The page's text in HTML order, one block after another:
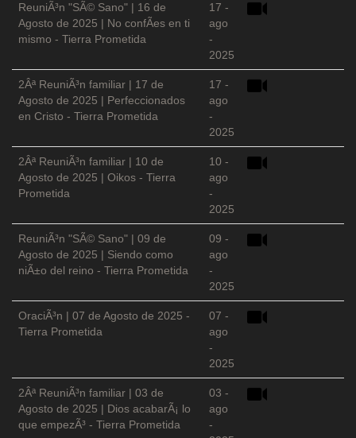
ReuniÃ³n "SÃ© Sano" | 16 de
Agosto de 2025 | No confÃ­es en ti
mismo - Tierra Prometida
17 -
ago
-
2025
2Âª ReuniÃ³n familiar | 17 de
Agosto de 2025 | Perfeccionados
en Cristo - Tierra Prometida
17 -
ago
-
2025
2Âª ReuniÃ³n familiar | 10 de
Agosto de 2025 | Oikos - Tierra
Prometida
10 -
ago
-
2025
ReuniÃ³n "SÃ© Sano" | 09 de
Agosto de 2025 | Siendo como
niÃ±o del reino - Tierra Prometida
09 -
ago
-
2025
OraciÃ³n | 07 de Agosto de 2025 -
Tierra Prometida
07 -
ago
-
2025
2Âª ReuniÃ³n familiar | 03 de
Agosto de 2025 | Dios acabarÃ¡ lo
que empezÃ³ - Tierra Prometida
03 -
ago
-